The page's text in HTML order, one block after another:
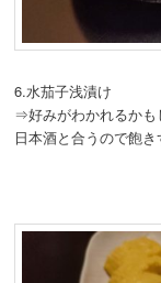
6.水茄子浅漬け
⇒好みがわかれるかも
日本酒と合うので飽き